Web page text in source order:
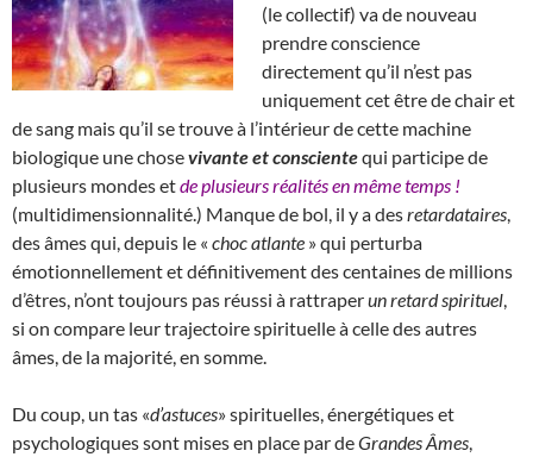
(le collectif) va de nouveau
prendre conscience
directement qu’il n’est pas
uniquement cet être de chair et
de sang mais qu’il se trouve à l’intérieur de cette machine
biologique une chosevivante et conscientequi participe de
plusieurs mondes etde plusieurs réalités en même temps !
(multidimensionnalité.) Manque de bol, il y a desretardataires
des âmes qui, depuis le « choc atlante » qui perturba
émotionnellement et définitivement des centaines de millions
d’êtres, n’ont toujours pas réussi à rattraperun retard spirituel
si on compare leur trajectoire spirituelle à celle des autres
âmes, de la majorité, en somme.
Du coup, un tas «d’astuces» spirituelles, énergétiques et
psychologiques sont mises en place par deGrandes Âmes